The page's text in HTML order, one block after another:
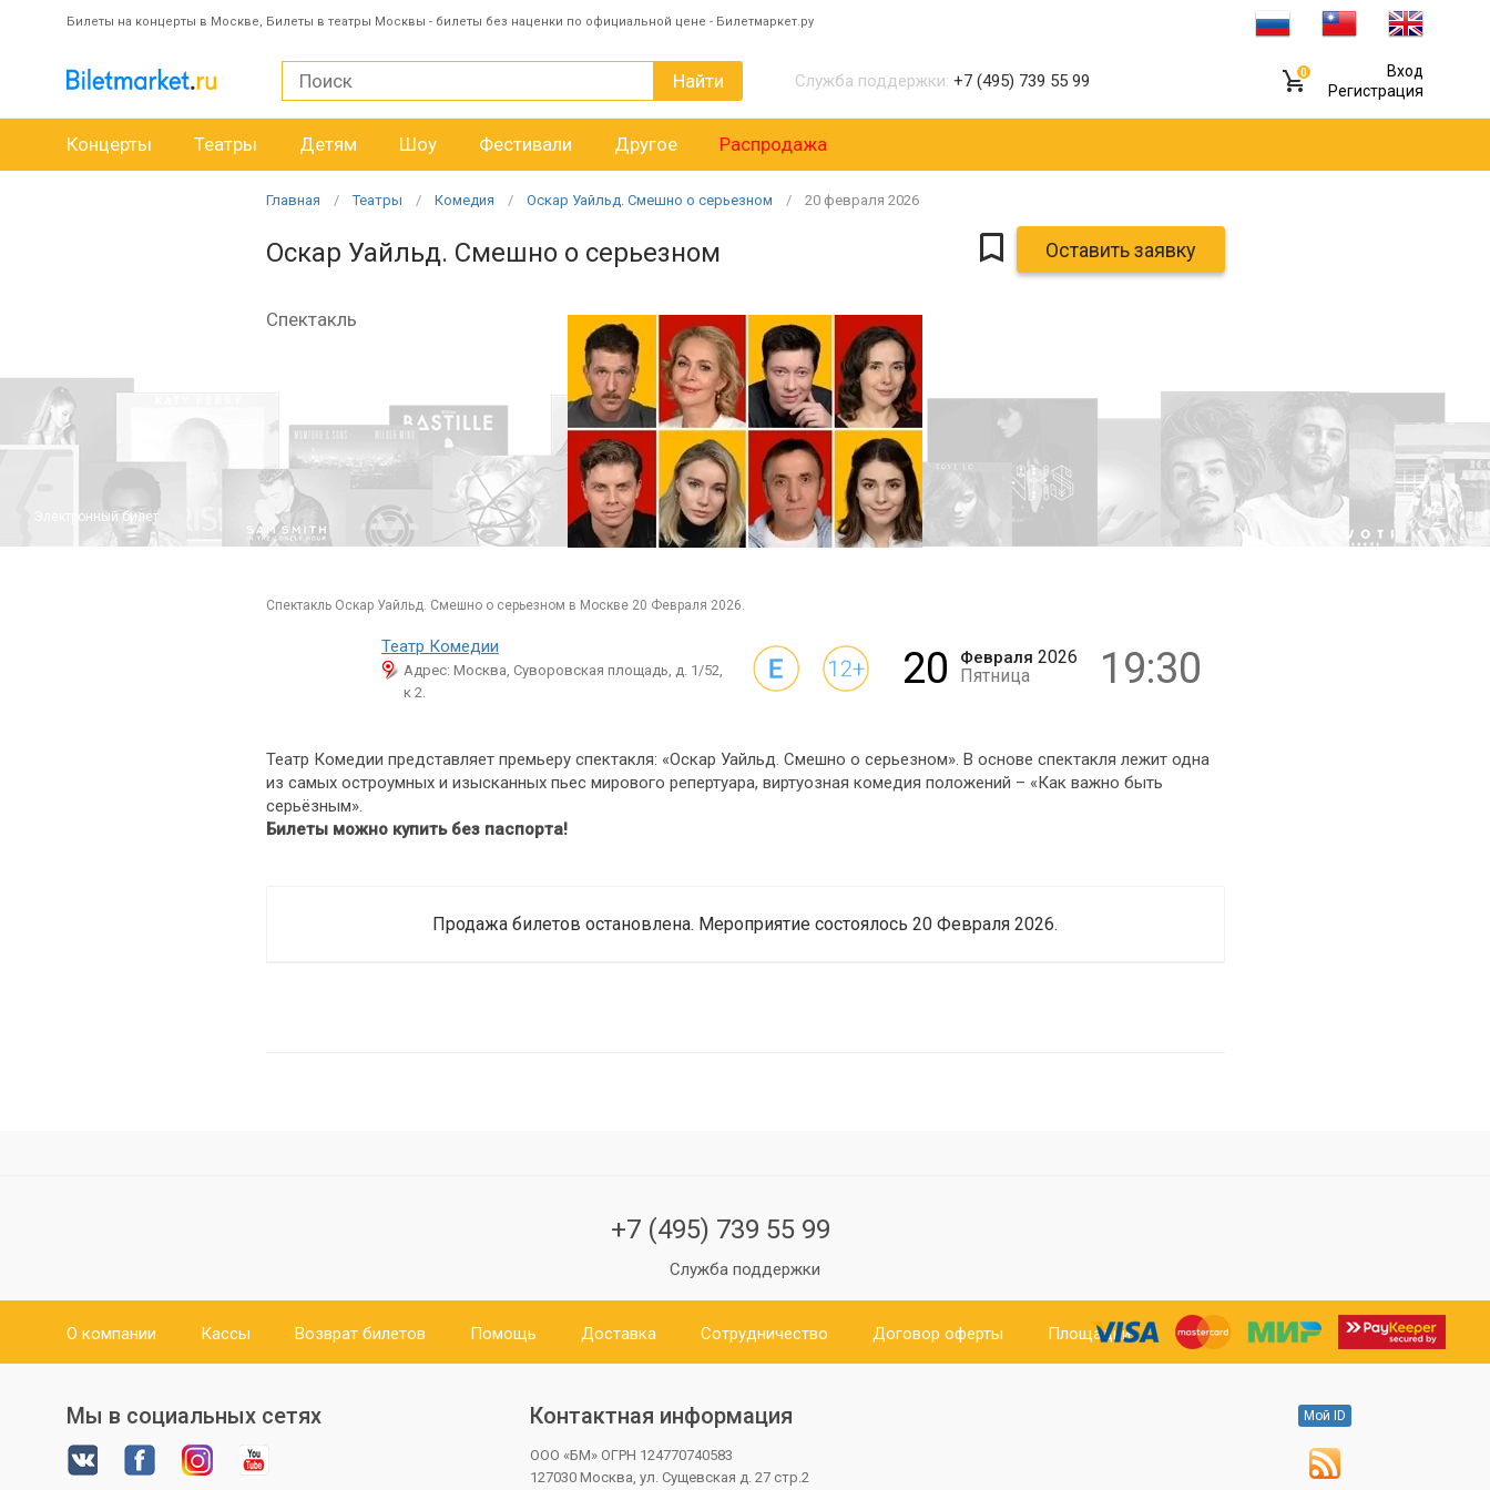
Билеты на концерты в Москве, Билеты в театры Москвы - билеты без наценки по официальной цене - Билетмаркет.ру
Найти Служба поддержки: +7 (495) 739 55 99 0
Вход
Регистрация
Концерты Театры Детям Шоу Фестивали Другое Распродажа
Главная Театры Комедия Оскар Уайльд. Смешно о серьезном 20 февраля 2026
Оскар Уайльд. Смешно о серьезном Оставить заявку
Спектакль
Электронный билет 12+
спектакль Оскар Уайльд. Смешно о серьезном в Москве 20 Февраля 2026.
Театр Комедии
Адрес: Москва, Суворовская площадь, д. 1/52,
к 2.
20 Февраля 2026
Пятница
19:30
Театр Комедии представляет премьеру спектакля: «Оскар Уайльд. Смешно о серьезном». В основе спектакля лежит одна
из самых остроумных и изысканных пьес мирового репертуара, виртуозная комедия положений – «Как важно быть
серьёзным».
Билеты можно купить без паспорта!
Продажа билетов остановлена. Мероприятие состоялось 20 Февраля 2026.
+7 (495) 739 55 99
Служба поддержки
О компании Кассы Возврат билетов Помощь Доставка Сотрудничество Договор оферты Площадки
Мы в социальных сетях Контактная информация
ООО «БМ» ОГРН 124770740583
127030 Москва, ул. Сущевская д. 27 стр.2
Мой ID